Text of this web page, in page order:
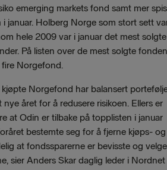
emerging markets fond samt mer
januar. Holberg Norge som stort sett
hele 2009 var i januar det mest solgte
På listen over de mest solgte
Norgefond.
Norgefond har balansert
året for å redusere risikoen. Ellers er
at Odin er tilbake på topplisten i januar
bestemte seg for å fjerne kjøps- og
at fondssparerne er bevisste og
sier Anders Skar daglig leder i Nordnet